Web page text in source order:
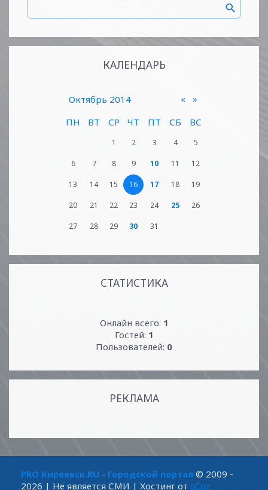
КАЛЕНДАРЬ
«
Октябрь 2014
»
ПН
ВТ СР ЧТ ПТ СБ ВС
1 2 3 4 5
6 7 8 9 10 11 12
13 14 15 16 17 18 19
20 21 22 23 24 25 26
27 28 29 30 31
СТАТИСТИКА
Онлайн всего: 1
Гостей: 1
Пользователей: 0
РЕКЛАМА
PRO Киреевск.RU - Городской портал © 2009 -
2026 | Не является СМИ | Хостинг от uCoz